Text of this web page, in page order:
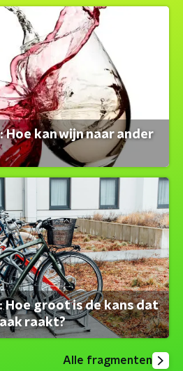
Hoe kan wijn naar ander
Hoe groot is de kans dat
raakt?
Alle fragmenten